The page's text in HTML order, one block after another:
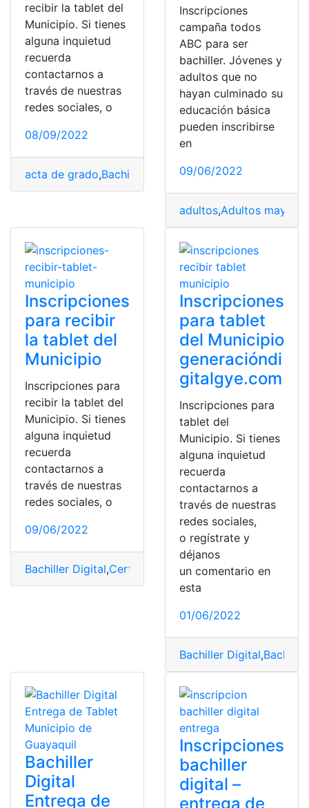
recibir la tablet del
Municipio. Si tienes
alguna inquietud
recuerda
contactarnos a
través de nuestras
redes sociales, o
08/09/2022
acta de grado,Bachiller Digital,Ecuador,inscripción
Inscripciones
campaña todos
ABC para ser
bachiller. Jóvenes y
adultos que no
hayan culminado su
educación básica
pueden inscribirse
en
09/06/2022
adultos,Adultos mayores
Inscripciones
para recibir
la tablet del
Municipio
Inscripciones para
recibir la tablet del
Municipio. Si tienes
alguna inquietud
recuerda
contactarnos a
través de nuestras
redes sociales, o
09/06/2022
Bachiller Digital,Certificado de inscripción,Inscripción
Inscripciones
para tablet
del Municipio
generacióndi
gitalgye.com
Inscripciones para
tablet del
Municipio. Si tienes
alguna inquietud
recuerda
contactarnos a
través de nuestras
redes sociales,
o regístrate y
déjanos
un comentario en
esta
01/06/2022
Bachiller Digital,
Bachiller
Digital
Entrega de
Inscripciones
bachiller
digital –
entrega de